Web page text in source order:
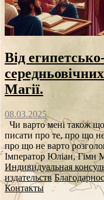
Від
Магії.
08.03.2025
Чи варто мені також
писати про те, про що
про що не варто
Імператор Юліан, Гімн
Индивидуальная
издательств
Контакты